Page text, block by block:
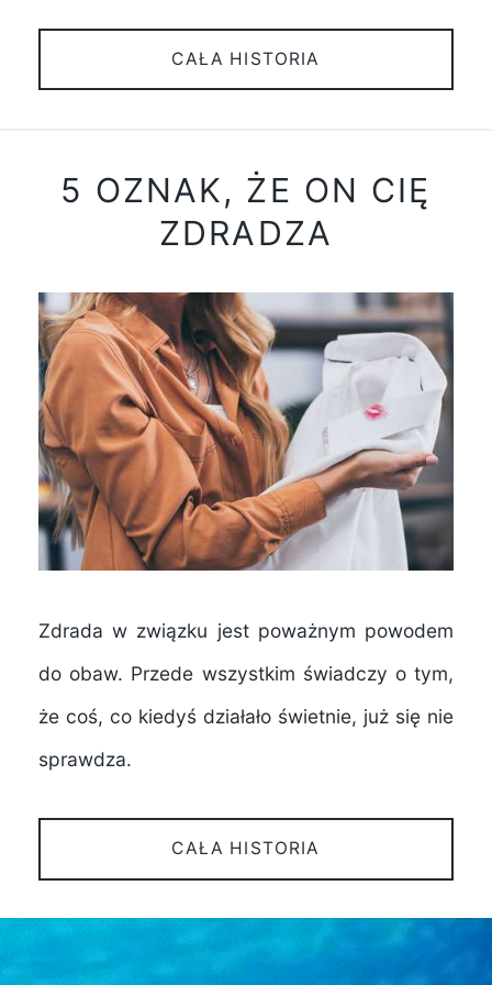
CAŁA HISTORIA
5 OZNAK, ŻE ON CIĘ
ZDRADZA
Zdrada w związku jest poważnym powodem
do obaw. Przede wszystkim świadczy o tym,
że coś, co kiedyś działało świetnie, już się nie
sprawdza.
CAŁA HISTORIA